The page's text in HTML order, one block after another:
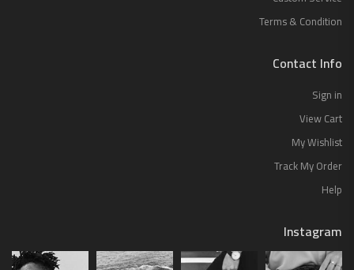
Terms & Condition
Contact Info
Sign in
View Cart
My Wishlist
Track My Order
Help
Instagram